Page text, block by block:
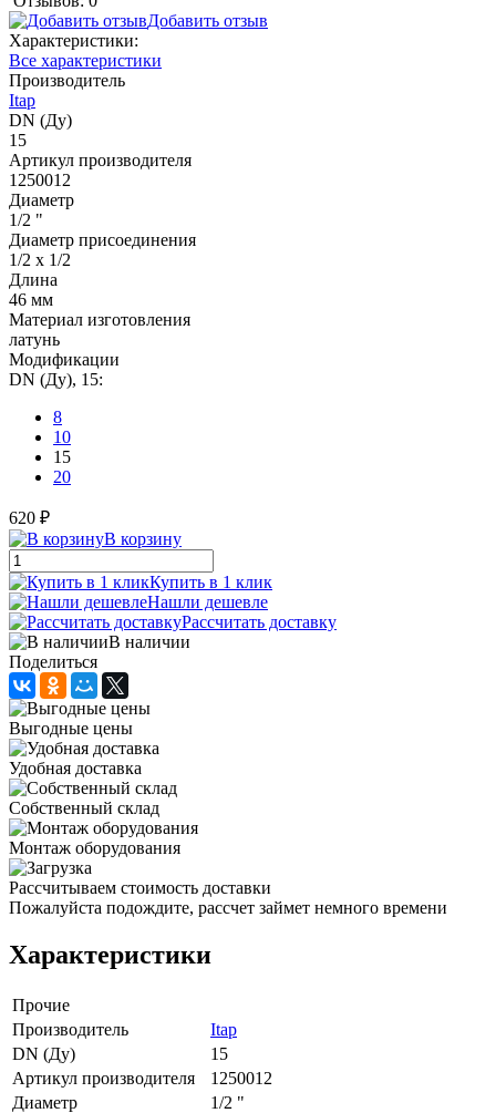
Добавить отзыв
Характеристики:
Все характеристики
Производитель
Itap
DN (Ду)
15
Артикул производителя
1250012
Диаметр
1/2 "
Диаметр присоединения
1/2 x 1/2
Длина
46 мм
Материал изготовления
латунь
Модификации
DN (Ду), 15:
8
10
15
20
620 ₽
В корзину
Купить в 1 клик
Нашли дешевле
Рассчитать доставку
В наличии
Поделиться
Выгодные цены
Удобная доставка
Собственный склад
Монтаж оборудования
Рассчитываем стоимость доставки
Пожалуйста подождите, рассчет займет немного времени
Характеристики
Прочие
Производитель
Itap
DN (Ду)
15
Артикул производителя
1250012
Диаметр
1/2 "